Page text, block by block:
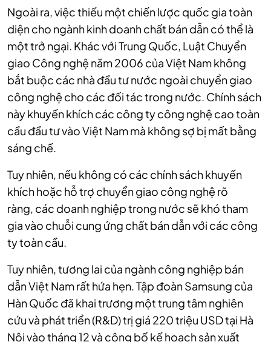
Ngoài ra, việc thiếu một chiến lược quốc gia toàn
diện cho ngành kinh doanh chất bán dẫn có thể là
một trở ngại. Khác với Trung Quốc, Luật Chuyển
giao Công nghệ năm 2006 của Việt Nam không
bắt buộc các nhà đầu tư nước ngoài chuyển giao
công nghệ cho các đối tác trong nước. Chính sách
này khuyến khích các công ty công nghệ cao toàn
cầu đầu tư vào Việt Nam mà không sợ bị mất bằng
sáng chế.
Tuy nhiên, nếu không có các chính sách khuyến
khích hoặc hỗ trợ chuyển giao công nghệ rõ
ràng, các doanh nghiệp trong nước sẽ khó tham
gia vào chuỗi cung ứng chất bán dẫn với các công
ty toàn cầu.
Tuy nhiên, tương lai của ngành công nghiệp bán
dẫn Việt Nam rất hứa hẹn.Tập đoàn Samsung của
Hàn Quốc đã khai trương một trung tâm nghiên
cứu và phát triển (R&D) trị giá 220 triệu USD tại Hà
Nội vào tháng 12 và công bố kế hoạch sản xuất